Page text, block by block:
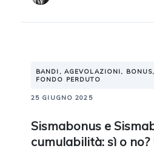
BANDI, AGEVOLAZIONI,
FONDO PERDUTO
25 GIUGNO 2025
Sismabonus e
cumulabilità: sì o no?